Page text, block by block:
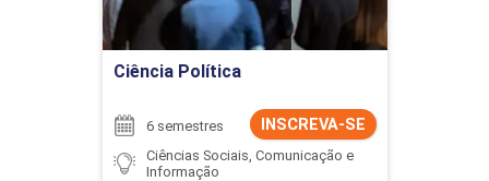
Ciência Política
INSCREVA-SE
6 semestres
Ciências Sociais, Comunicação e
Informação
Ir para Inscrição